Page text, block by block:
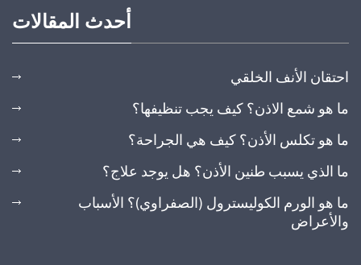
أحدث المقالات
احتقان الأنف الخلقي
ما هو شمع الاذن؟ كيف يجب تنظيفها؟
ما هو تكلس الأذن؟ كيف هي الجراحة؟
ما الذي يسبب طنين الأذن؟ هل يوجد علاج؟
ما هو الورم الكوليسترول (الصفراوي)؟ الأسباب
والأعراض